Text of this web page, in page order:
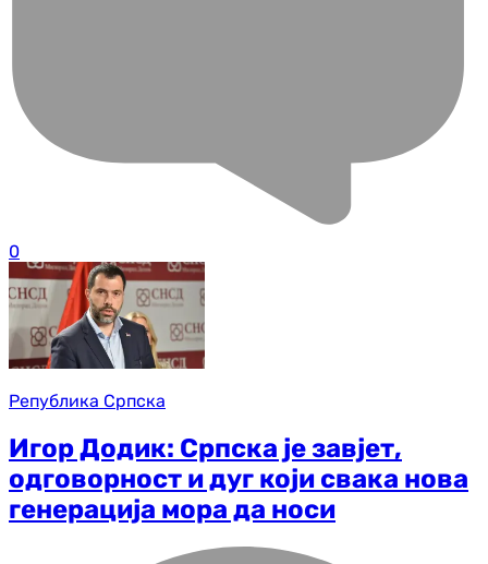
0
Република Српска
Игор Додик: Српска је завјет,
одговорност и дуг који свака нова
генерација мора да носи